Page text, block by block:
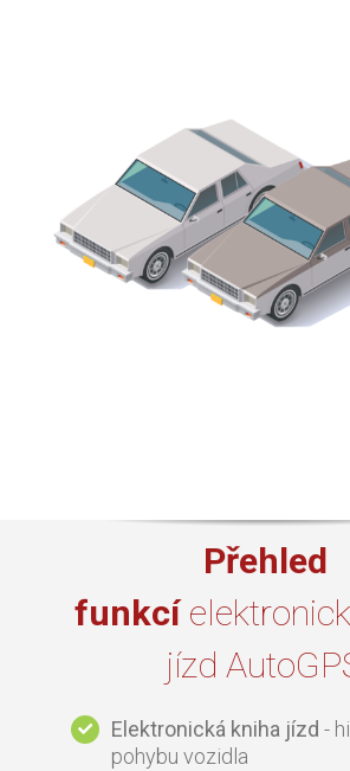
Přehled
funkcí
jízd
Elektronická kniha jízd -
pohybu vozidla